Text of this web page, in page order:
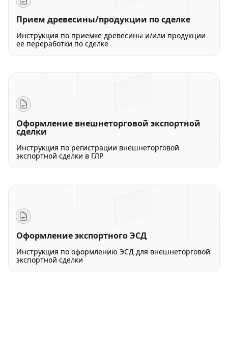
Прием древесины/продукции по сделке
Инструкция по приемке древесины и/или продукции
её переработки по сделке
Оформление внешнеторговой экспортной
сделки
Инструкция по регистрации внешнеторговой
экспортной сделки в ГЛР
Оформление экспортного ЭСД
Инструкция по оформлению ЭСД для внешнеторговой
экспортной сделки